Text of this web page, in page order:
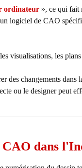
ordinateur », ce qui fait
logiciel de CAO
visualisations, les
des changements dans
ou le designer peut
dans